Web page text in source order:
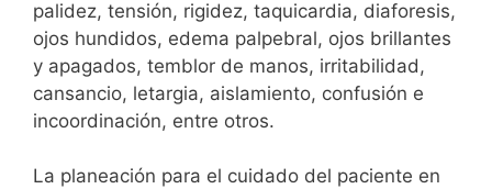
palidez, tensión, rigidez, taquicardia, diaforesis,
ojos hundidos, edema palpebral, ojos brillantes
y apagados, temblor de manos, irritabilidad,
cansancio, letargia, aislamiento, confusión e
incoordinación, entre otros.
La planeación para el cuidado del paciente en